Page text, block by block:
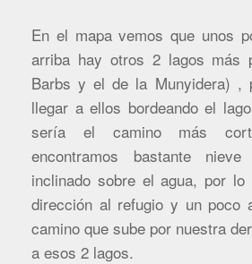
En el mapa vemos que unos
arriba hay otros 2 lagos más
Barbs y el de la Munyidera) ,
llegar a ellos bordeando el
sería el camino más
encontramos bastante
inclinado sobre el agua, por lo
dirección al refugio y un poco
camino que sube por nuestra
a esos 2 lagos.